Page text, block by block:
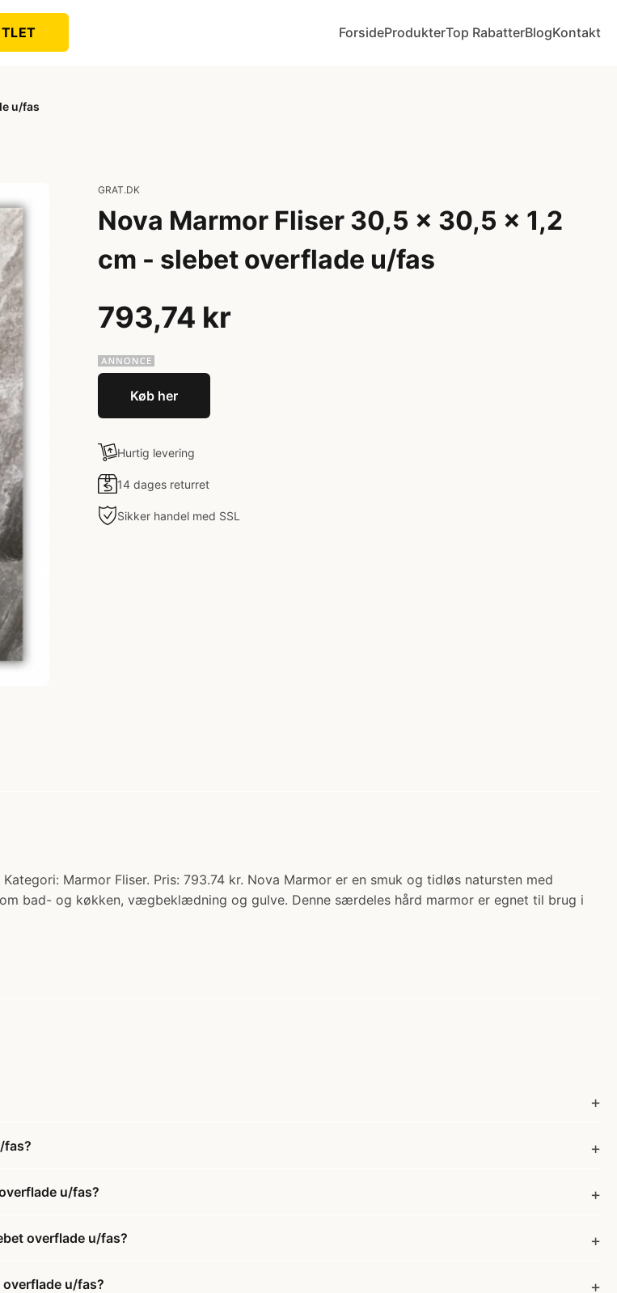
ForsideProdukterTop RabatterBlogKontakt
u/fas
GRAT.DK
Nova Marmor Fliser 30,5 x 30,5 x 1,2
cm - slebet overflade u/fas
793,74 kr
Køb her
Hurtig levering
14 dages returret
Sikker handel med SSL
Marmor Fliser. Pris: 793.74 kr. Nova Marmor er en smuk og tidløs natursten med
bad- og køkken, vægbeklædning og gulve. Denne særdeles hård marmor er egnet til brug i
fas?
u/fas?
overflade u/fas?
u/fas?